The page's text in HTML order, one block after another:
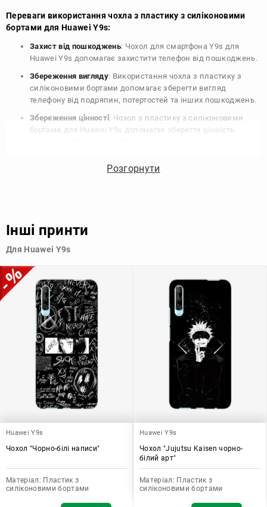
Переваги використання чохла з пластику з силіконовими
бортами для Huawei Y9s:
Захист від пошкоджень: Чохол для смартфона Y9s для
Huawei Y9s допомагає захистити телефон від пошкоджень.
Збереження вигляду: Використання чохла з пластику з
силіконовими бортами допомагає зберегти вигляд
телефону від подряпин, потертостей та інших пошкоджень.
Збереження цінності: Чохол з пластику з силіконовими
бортами для Huawei Y9s допомагає зберегти цінність
Варіативність дизайну: Наявність великого вибору чохлів
Узагалі, чохол для телефону - це дуже корисний аксесуар, який
допомагає захистити ваш пристрій, зберегти його цінність і
додати зручності в користуванні.
Розгорнути
Інші принти
Для Huawei Y9s
Huawei Y9s
Чохол "Чорно-білі написи"
Матеріал: Пластик з
силіконовими бортами
Huawei Y9s
Чохол "Jujutsu Kaisen чорно-
білий арт"
Матеріал: Пластик з
силіконовими бортами